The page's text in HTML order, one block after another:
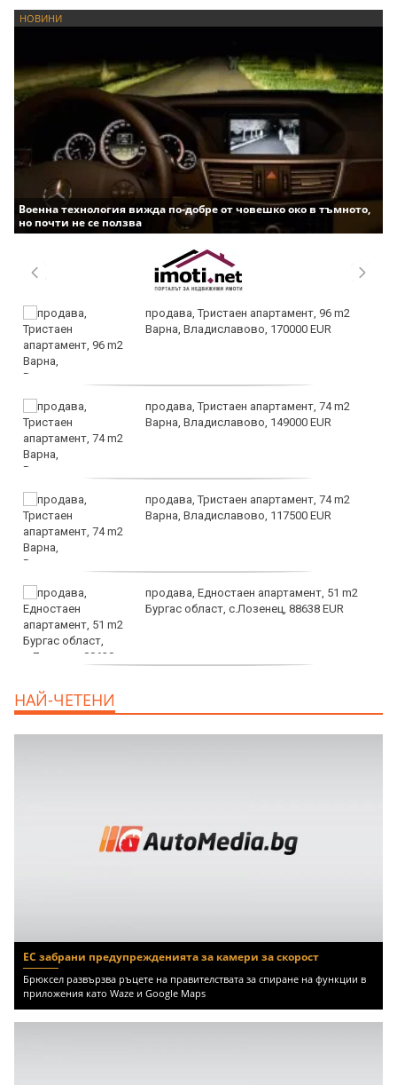
НОВИНИ
Военна технология вижда по-добре от човешко око в тъмното,
но почти не се ползва
продава, Тристаен апартамент, 96 m2
Варна, Владиславово, 170000 EUR
продава, Тристаен апартамент, 74 m2
Варна, Владиславово, 149000 EUR
продава, Тристаен апартамент, 74 m2
Варна, Владиславово, 117500 EUR
продава, Едностаен апартамент, 51 m2
Бургас област, с.Лозенец, 88638 EUR
EUR
НАЙ-ЧЕТЕНИ
ЕС забрани предупрежденията за камери за скорост
Брюксел развързва ръцете на правителствата за спиране на функции в
приложения като Waze и Google Maps